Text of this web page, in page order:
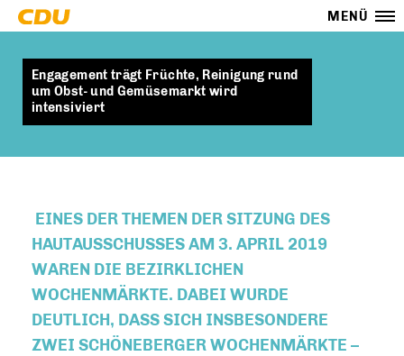
MENÜ
Engagement trägt Früchte, Reinigung rund
um Obst- und Gemüsemarkt wird
intensiviert
EINES DER THEMEN DER SITZUNG DES
HAUTAUSSCHUSSES AM 3. APRIL 2019
WAREN DIE BEZIRKLICHEN
WOCHENMÄRKTE. DABEI WURDE
DEUTLICH, DASS SICH INSBESONDERE
ZWEI SCHÖNEBERGER WOCHENMÄRKTE –